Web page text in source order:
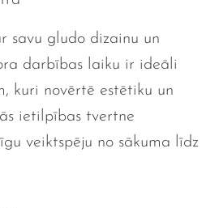
savu gludo dizainu un
darbības laiku ir ideāli
kuri novērtē estētiku un
ietilpības tvertne
veiktspēju no sākuma līdz